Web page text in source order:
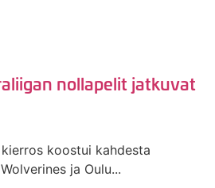
nollapelit jatkuvat
koostui kahdesta
ja Oulu...